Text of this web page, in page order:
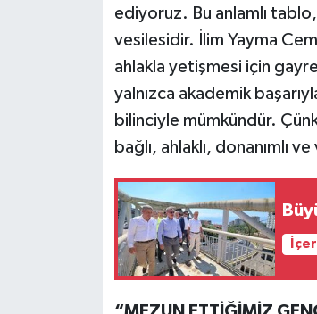
ediyoruz. Bu anlamlı
vesilesidir. İlim Yayma
ahlakla yetişmesi için
yalnızca akademik
bilinciyle mümkündür.
bağlı, ahlaklı, donanımlı